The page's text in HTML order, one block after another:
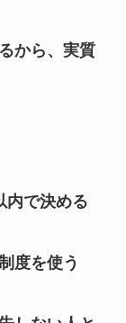
から、実質
内で決める
度を使う